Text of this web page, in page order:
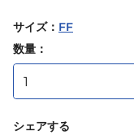
サイズ： FF
数量：
シェアする